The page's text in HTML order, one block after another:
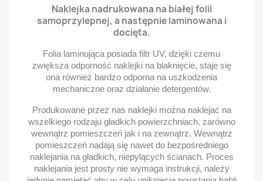
Naklejka nadrukowana na białej folii
samoprzylepnej, a następnie laminowana i
docięta.
Folia laminująca posiada filtr UV, dzięki czemu
zwiększa odporność naklejki na blaknięcie, staje się
ona również bardzo odporna na uszkodzenia
mechaniczne oraz działanie detergentów.
Produkowane przez nas naklejki można naklejać na
wszelkiego rodzaju gładkich powierzchniach, zarówno
wewnątrz pomieszczeń jak i na zewnątrz. Wewnątrz
pomieszczeń nadają się nawet do bezpośredniego
naklejania na gładkich, niepylących ścianach. Proces
naklejania jest prosty nie wymaga instrukcji, należy